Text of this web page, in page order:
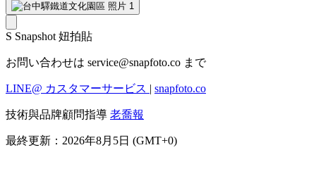
S Snapshot 妞拍貼
お問い合わせは service@snapfoto.co まで
LINE@ カスタマーサービス | snapfoto.co
技術與品牌顧問指導 老喬報
最終更新：2026年8月5日 (GMT+0)